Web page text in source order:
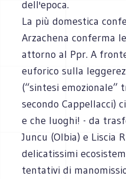
dell'epoca.
La più domestica
Arzachena conferma
attorno al Ppr. A
euforico sulla
(“sintesi
secondo Cappellacci)
e che luoghi! - da
Juncu (Olbia) e Liscia
delicatissimi
tentativi di